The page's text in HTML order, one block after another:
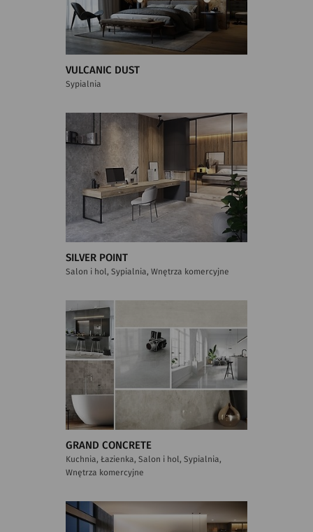
VULCANIC DUST
Sypialnia
SILVER POINT
Salon i hol, Sypialnia, Wnętrza komercyjne
GRAND CONCRETE
Kuchnia, Łazienka, Salon i hol, Sypialnia,
Wnętrza komercyjne